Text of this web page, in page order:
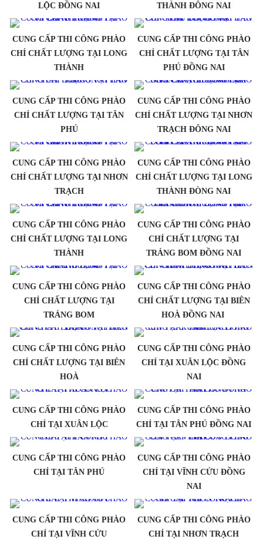
LỘC ĐỒNG NAI
THÀNH ĐÔNG NAI
CUNG CẤP THI CÔNG PHÀO
CHỈ CHẤT LƯỢNG TẠI LONG
THÀNH
CUNG CẤP THI CÔNG PHÀO
CHỈ CHẤT LƯỢNG TẠI TÂN
PHÚ ĐỒNG NAI
CUNG CẤP THI CÔNG PHÀO
CHỈ CHẤT LƯỢNG TẠI TÂN
PHÚ
CUNG CẤP THI CÔNG PHÀO
CHỈ CHẤT LƯỢNG TẠI NHƠN
TRẠCH ĐÔNG NAI
CUNG CẤP THI CÔNG PHÀO
CHỈ CHẤT LƯỢNG TẠI NHƠN
TRẠCH
CUNG CẤP THI CÔNG PHÀO
CHỈ CHẤT LƯỢNG TẠI LONG
THÀNH ĐÒNG NAI
CUNG CẤP THI CÔNG PHÀO
CHỈ CHẤT LƯỢNG TẠI LONG
THÀNH
CUNG CẤP THI CÔNG PHÀO
CHỈ CHẤT LƯỢNG TẠI
TRẢNG BOM ĐỒNG NAI
CUNG CẤP THI CÔNG PHÀO
CHỈ CHẤT LƯỢNG TẠI
TRẢNG BOM
CUNG CẤP THI CÔNG PHÀO
CHỈ CHẤT LƯỢNG TẠI BIÊN
HOÀ ĐỒNG NAI
CUNG CẤP THI CÔNG PHÀO
CHỈ CHẤT LƯỢNG TẠI BIÊN
HOÀ
CUNG CẤP THI CÔNG PHÀO
CHỈ TẠI XUÂN LỘC ĐỒNG
NAI
CUNG CẤP THI CÔNG PHÀO
CHỈ TẠI XUÂN LỘC
CUNG CẤP THI CÔNG PHÀO
CHỈ TẠI TÂN PHÚ ĐỒNG NAI
CUNG CẤP THI CÔNG PHÀO
CHỈ TẠI TÂN PHÚ
CUNG CẤP THI CÔNG PHÀO
CHỈ TẠI VĨNH CỬU ĐỒNG
NAI
CUNG CẤP THI CÔNG PHÀO
CHỈ TẠI VĨNH CỬU
CUNG CẤP THI CÔNG PHÀO
CHỈ TẠI NHƠN TRẠCH